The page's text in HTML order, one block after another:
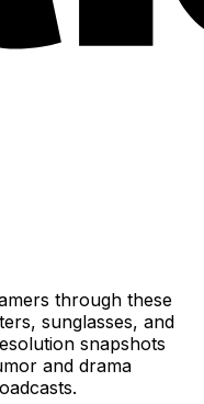
through these
sunglasses, and
snapshots
and drama